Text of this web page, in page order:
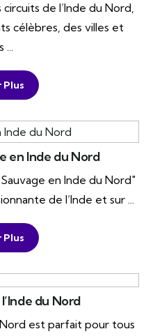
de l’Inde du Nord,
célèbres, des villes et
...
Plus
en Inde du Nord
en Inde du Nord"
de l’Inde et sur ...
Plus
du Nord
est parfait pour tous